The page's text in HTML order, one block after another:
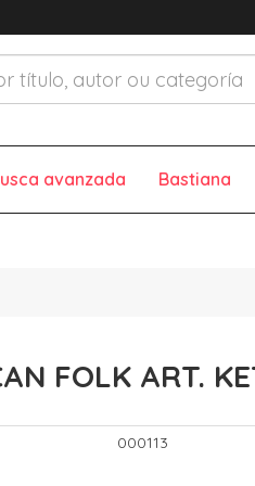
avanzada Bastiana
FOLK ART.
000113